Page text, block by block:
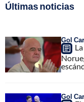
Últimas noticias
Gol
Gol